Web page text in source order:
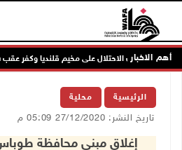
أهم الاخبار
الرئيسية محلية
تاريخ النشر: 27/12/2020 05:09 م
إغلاق مبنى محافظة